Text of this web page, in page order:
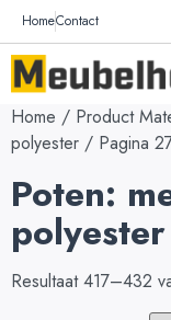
HomeContact
Home / Product
polyester / Pagina
Poten:
polyester
Resultaat 417–432